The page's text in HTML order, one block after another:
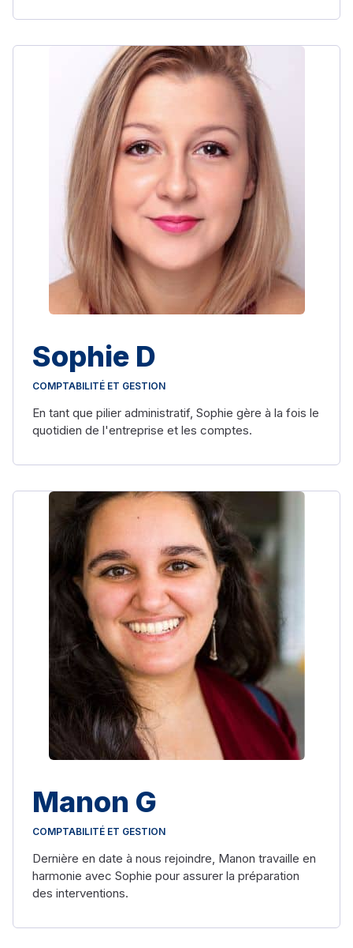
Sophie D
COMPTABILITÉ ET GESTION
En tant que pilier administratif, Sophie gère à la fois le
quotidien de l'entreprise et les comptes.
Manon G
COMPTABILITÉ ET GESTION
Dernière en date à nous rejoindre, Manon travaille en
harmonie avec Sophie pour assurer la préparation
des interventions.